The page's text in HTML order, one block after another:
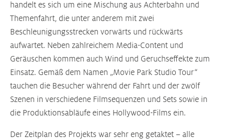
handelt es sich um eine Mischung aus Achterbahn und
Themenfahrt, die unter anderem mit zwei
Beschleunigungsstrecken vorwärts und rückwärts
aufwartet. Neben zahlreichem Media-Content und
Geräuschen kommen auch Wind und Geruchseffekte zum
Einsatz. Gemäß dem Namen „Movie Park Studio Tour“
tauchen die Besucher während der Fahrt und der zwölf
Szenen in verschiedene Filmsequenzen und Sets sowie in
die Produktionsabläufe eines Hollywood-Films ein.
Der Zeitplan des Projekts war sehr eng getaktet – alle